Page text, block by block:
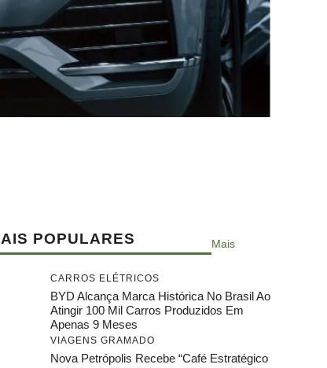
POPULARES Mais
CARROS ELÉTRICOS
BYD Alcança Marca Histórica No Brasil Ao
Atingir 100 Mil Carros Produzidos Em
Apenas 9 Meses
VIAGENS GRAMADO
Nova Petrópolis Recebe “Café Estratégico